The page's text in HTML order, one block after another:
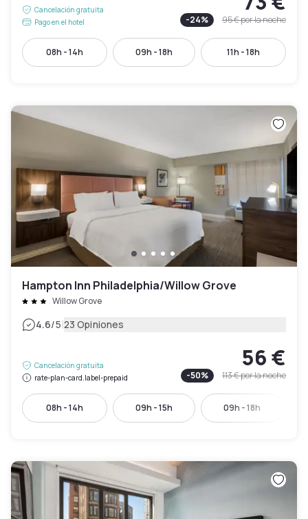
Cancelación gratuita
Pago en el hotel
-24% 95 €por la noche
08h - 14h 09h - 18h 11h - 18h
Hampton Inn Philadelphia/Willow Grove
Willow Grove
4.6/5|23 Opiniones
Cancelación gratuita
rate-plan-card.label-prepaid
56 €
-50% 113 €por la noche
08h - 14h 09h - 15h 09h - 18h